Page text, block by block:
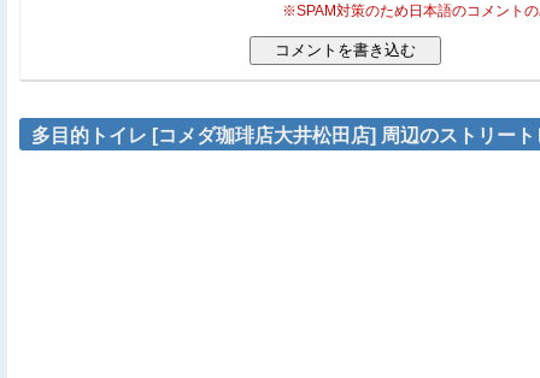
※SPAM対策のため日本語のコメント
多目的トイレ [コメダ珈琲店大井松田店] 周辺のストリート